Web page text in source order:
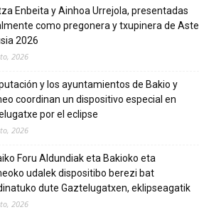
Enbeita y Ainhoa Urrejola, presentadas
como pregonera y txupinera de Aste
2026
2026
y los ayuntamientos de Bakio y
coordinan un dispositivo especial en
por el eclipse
2026
Foru Aldundiak eta Bakioko eta
udalek dispositibo berezi bat
dute Gaztelugatxen, eklipseagatik
2026